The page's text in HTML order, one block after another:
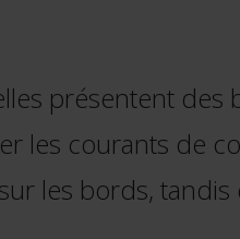
présentent des
les courants de
les bords, tandis